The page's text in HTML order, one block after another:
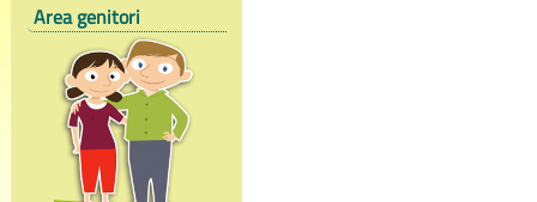
Area genitori